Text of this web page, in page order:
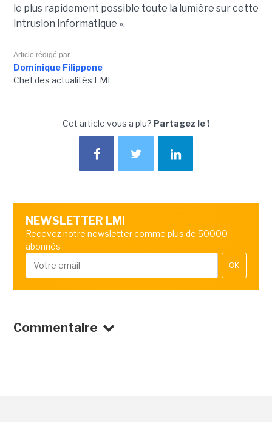
le plus rapidement possible toute la lumière sur cette
intrusion informatique ».
Article rédigé par
Dominique Filippone
Chef des actualités LMI
Cet article vous a plu? Partagez le !
NEWSLETTER LMI
Recevez notre newsletter comme plus de 50000
abonnés
OK
Commentaire